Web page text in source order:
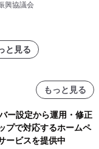
興協議会
と見る
もっと見る
ー設定から運用・修正
プで対応するホームペ
ービスを提供中